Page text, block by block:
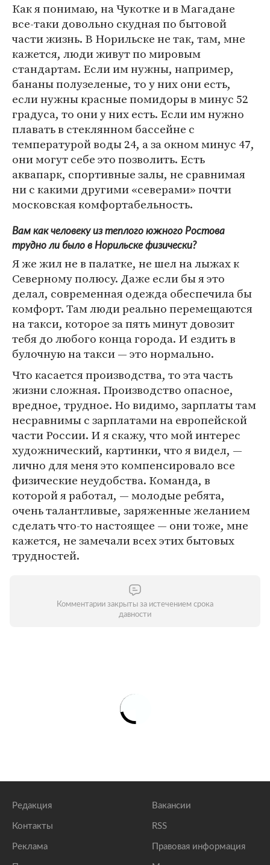
Как я понимаю, на Чукотке и в Магадане
все-таки довольно скудная по бытовой
части жизнь. В Норильске не так, там, мне
кажется, люди живут по мировым
стандартам. Если им нужны, например,
бананы полузеленые, то у них они есть,
если нужны красные помидоры в минус 52
градуса, то они у них есть. Если им нужно
плавать в стеклянном бассейне с
температурой воды 24, а за окном минус 47,
они могут себе это позволить. Есть
аквапарк, спортивные залы, не сравнимая
ни с какими другими «северами» почти
московская комфортабельность.
Вам как человеку из теплого южного Ростова
трудно ли было в Норильске физически?
Я же жил не в палатке, не шел на лыжах к
Северному полюсу. Даже если бы я это
делал, современная одежда обеспечила бы
комфорт. Там люди реально перемещаются
на такси, которое за пять минут довозит
тебя до любого конца города. И ездить в
булочную на такси — это нормально.
Что касается производства, то эта часть
жизни сложная. Производство опасное,
вредное, трудное. Но видимо, зарплаты там
несравнимы с зарплатами на европейской
части России. И я скажу, что мой интерес
художнический, картинки, что я видел, —
лично для меня это компенсировало все
физические неудобства. Команда, в
которой я работал, — молодые ребята,
очень талантливые, заряженные желанием
сделать что-то настоящее — они тоже, мне
кажется, не замечали всех этих бытовых
трудностей.
Комментарии закрыты за истечением срока
давности
Редакция
Контакты
Реклама
Вакансии
RSS
Правовая информация